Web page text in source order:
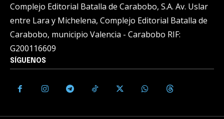
Complejo Editorial Batalla de Carabobo, S.A. Av. Uslar
entre Lara y Michelena, Complejo Editorial Batalla de
Carabobo, municipio Valencia - Carabobo RIF:
G200116609
SÍGUENOS